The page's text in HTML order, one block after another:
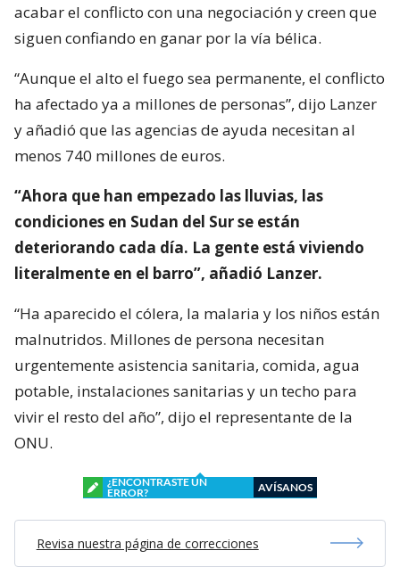
acabar el conflicto con una negociación y creen que
siguen confiando en ganar por la vía bélica.
“Aunque el alto el fuego sea permanente, el conflicto
ha afectado ya a millones de personas”, dijo Lanzer
y añadió que las agencias de ayuda necesitan al
menos 740 millones de euros.
“Ahora que han empezado las lluvias, las
condiciones en Sudan del Sur se están
deteriorando cada día. La gente está viviendo
literalmente en el barro”, añadió Lanzer.
“Ha aparecido el cólera, la malaria y los niños están
malnutridos. Millones de persona necesitan
urgentemente asistencia sanitaria, comida, agua
potable, instalaciones sanitarias y un techo para
vivir el resto del año”, dijo el representante de la
ONU.
¿ENCONTRASTE UN
ERROR?
AVÍSANOS
Revisa nuestra página de correcciones